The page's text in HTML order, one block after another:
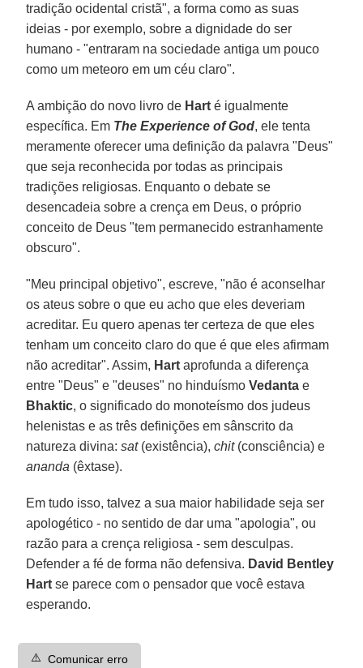
tradição ocidental cristã", a forma como as suas
ideias - por exemplo, sobre a dignidade do ser
humano - "entraram na sociedade antiga um pouco
como um meteoro em um céu claro".
A ambição do novo livro de Hart é igualmente
específica. Em The Experience of God, ele tenta
meramente oferecer uma definição da palavra "Deus"
que seja reconhecida por todas as principais
tradições religiosas. Enquanto o debate se
desencadeia sobre a crença em Deus, o próprio
conceito de Deus "tem permanecido estranhamente
obscuro".
"Meu principal objetivo", escreve, "não é aconselhar
os ateus sobre o que eu acho que eles deveriam
acreditar. Eu quero apenas ter certeza de que eles
tenham um conceito claro do que é que eles afirmam
não acreditar". Assim, Hart aprofunda a diferença
entre "Deus" e "deuses" no hinduísmoVedanta e
Bhaktic, o significado do monoteísmo dos judeus
helenistas e as três definições em sânscrito da
natureza divina:sat(existência),chit(consciência) e
ananda (êxtase).
Em tudo isso, talvez a sua maior habilidade seja ser
apologético - no sentido de dar uma "apologia", ou
razão para a crença religiosa - sem desculpas.
Defender a fé de forma não defensiva. David Bentley
Hart se parece com o pensador que você estava
esperando.
⚠️ Comunicar erro